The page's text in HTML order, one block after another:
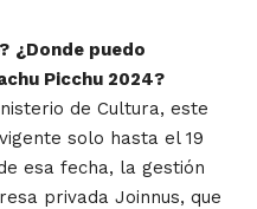
¿Donde puedo
Picchu 2024?
de Cultura, este
solo hasta el 19
esa fecha, la gestión
privada Joinnus, que